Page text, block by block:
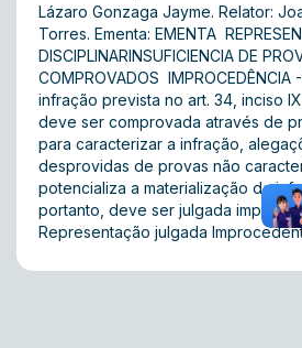
Lázaro Gonzaga Jayme. Relator:
Torres. Ementa: EMENTA 
DISCIPLINARINSUFICIENCIA DE
COMPROVADOS 
infração prevista no art. 34, inciso
deve ser comprovada através de
para caracterizar a infração,
desprovidas de provas não
potencializa a materialização da
portanto, deve ser julgada
Representação julgada